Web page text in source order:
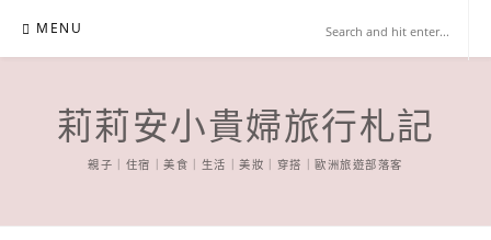
content
MENU
莉莉安小貴婦旅行札記
親子｜住宿｜美食｜生活｜美妝｜穿搭｜歐洲旅遊部落客